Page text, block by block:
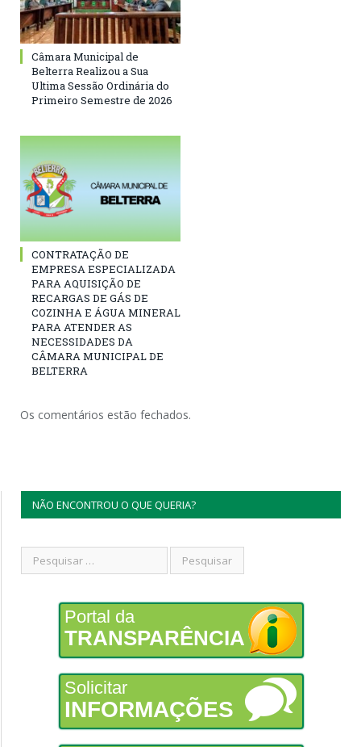
Câmara Municipal de
Belterra Realizou a Sua
Ultima Sessão Ordinária do
Primeiro Semestre de 2026
CONTRATAÇÃO DE
EMPRESA ESPECIALIZADA
PARA AQUISIÇÃO DE
RECARGAS DE GÁS DE
COZINHA E ÁGUA MINERAL
PARA ATENDER AS
NECESSIDADES DA
CÂMARA MUNICIPAL DE
BELTERRA
Os comentários estão fechados.
NÃO ENCONTROU O QUE QUERIA?
Portal da
TRANSPARÊNCIA
Solicitar
INFORMAÇÕES